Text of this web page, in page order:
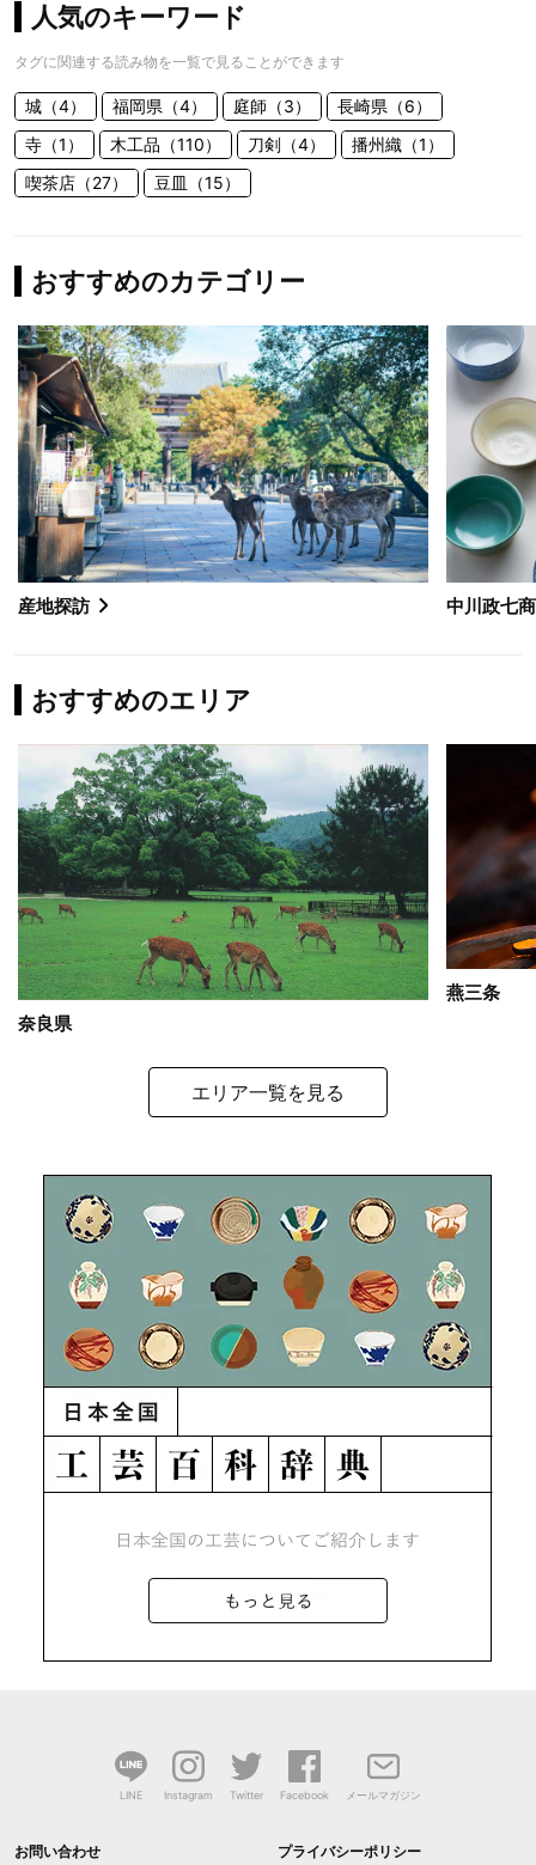
人気のキーワード
タグに関連する読み物を一覧で見ることができます
城（4） 福岡県（4） 庭師（3）
長崎県（6）
寺（1）
木工品（110） 刀剣（4）
播州織（1）
喫茶店（27）
豆皿（15）
おすすめのカテゴリー
産地探訪 中川政七
おすすめのエリア
奈良県
燕三条
エリア一覧を見る
LINE Instagram Twitter Facebook メールマガジン
お問い合わせ プライバシーポリシー